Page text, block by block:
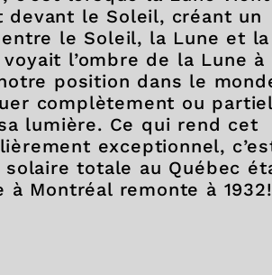
le Soleil, créant un
le Soleil, la Lune et la
voyait l’ombre de la Lune
position dans le
complètement ou
lumière. Ce qui rend cet
exceptionnel,
totale au Québec
à Montréal remonte à 1932!